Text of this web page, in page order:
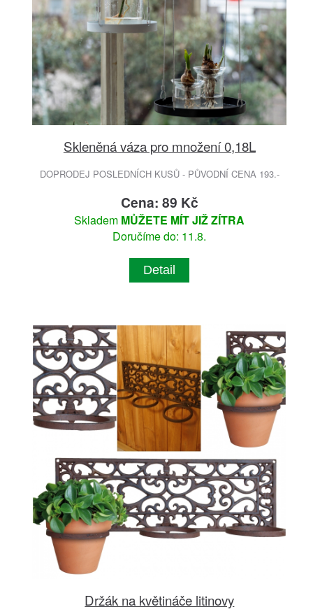
Skleněná váza pro množení 0,18L
DOPRODEJ POSLEDNÍCH KUSŮ - PŮVODNÍ CENA 193.-
Cena: 89 Kč
Skladem MŮŽETE MÍT JIŽ ZÍTRA
Doručíme do: 11.8.
Detail
Držák na květináče litinovy